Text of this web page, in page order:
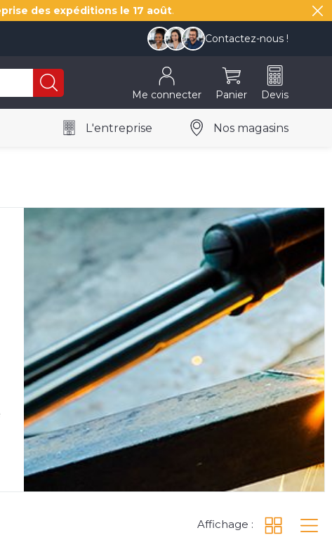
des expéditions le 17 août.
Contactez-nous !
Me connecter Panier Devis
L'entreprise Nos magasins
Affichage :